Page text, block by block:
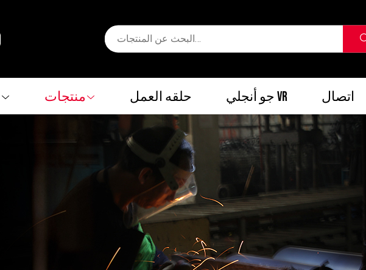
منتجات حلقه العمل
حلقه العمل
جو أنجلي VR
جو أنجلي VR
اتصال
اتصال